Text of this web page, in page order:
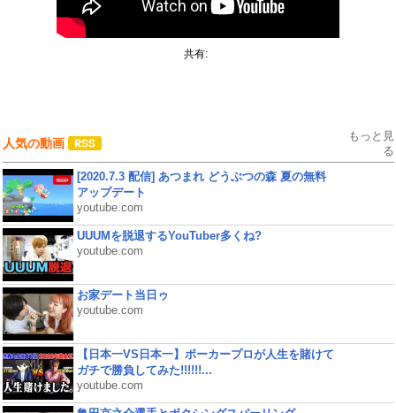
共有:
人気の動画
もっと見
る
[2020.7.3 配信] あつまれ どうぶつの森 夏の無料
アップデート
youtube.com
UUUMを脱退するYouTuber多くね?
youtube.com
お家デート当日ゥ
youtube.com
【日本一VS日本一】ポーカープロが人生を賭けて
ガチで勝負してみた!!!!!!...
youtube.com